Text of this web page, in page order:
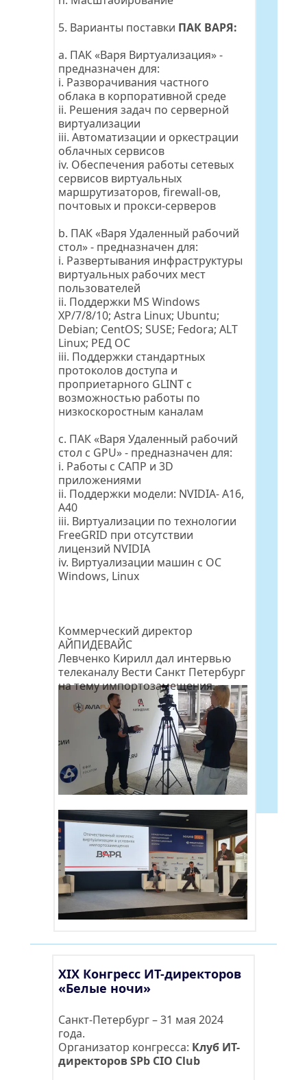
5. Варианты поставки ПАК ВАРЯ:
a. ПАК «Варя Виртуализация» -
предназначен для:
i. Разворачивания частного
облака в корпоративной среде
ii. Решения задач по серверной
виртуализации
iii. Автоматизации и оркестрации
облачных сервисов
iv. Обеспечения работы сетевых
сервисов виртуальных
маршрутизаторов, firewall-ов,
почтовых и прокси-серверов
b. ПАК «Варя Удаленный рабочий
стол» - предназначен для:
i. Развертывания инфраструктуры
виртуальных рабочих мест
пользователей
ii. Поддержки MS Windows
XP/7/8/10; Astra Linux; Ubuntu;
Debian; CentOS; SUSE; Fedora; ALT
Linux; РЕД ОС
iii. Поддержки стандартных
протоколов доступа и
проприетарного GLINT с
возможностью работы по
низкоскоростным каналам
c. ПАК «Варя Удаленный рабочий
стол с GPU» - предназначен для:
i. Работы с САПР и 3D
приложениями
ii. Поддержки модели: NVIDIA- A16,
A40
iii. Виртуализации по технологии
FreeGRID при отсутствии
лицензий NVIDIA
iv. Виртуализации машин с ОС
Windows, Linux
Коммерческий директор
АЙПИДЕВАЙС
Левченко Кирилл дал интервью
на тему импортозамещения.
XIX Конгресс ИТ-директоров
«Белые ночи»
Санкт-Петербург – 31 мая 2024
года.
Организатор конгресса: Клуб ИТ-
директоров SPb CIO Club